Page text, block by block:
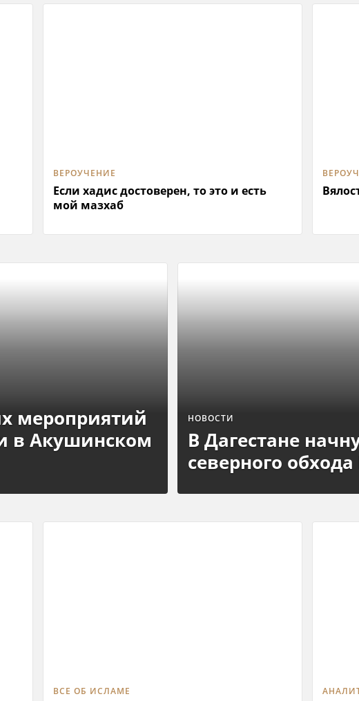
ВЕРОУЧЕНИЕ
Если хадис достоверен, то это и есть
мой мазхаб
мероприятий
в Акушинском
НОВОСТИ
В Дагестане
северного
ВСЕ ОБ ИСЛАМЕ